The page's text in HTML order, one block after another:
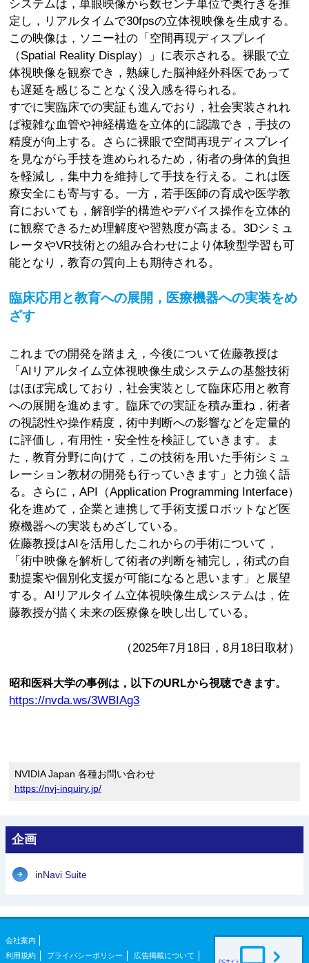
システムは，単眼映像から数センチ単位で奥行きを推
定し，リアルタイムで30fpsの立体視映像を生成する。
この映像は，ソニー社の「空間再現ディスプレイ
（Spatial Reality Display）」に表示される。裸眼で立
体視映像を観察でき，熟練した脳神経外科医であって
も遅延を感じることなく没入感を得られる。
すでに実臨床での実証も進んでおり，社会実装されれ
ば複雑な血管や神経構造を立体的に認識でき，手技の
精度が向上する。さらに裸眼で空間再現ディスプレイ
を見ながら手技を進められるため，術者の身体的負担
を軽減し，集中力を維持して手技を行える。これは医
療安全にも寄与する。一方，若手医師の育成や医学教
育においても，解剖学的構造やデバイス操作を立体的
に観察できるため理解度や習熟度が高まる。3Dシミュ
レータやVR技術との組み合わせにより体験型学習も可
能となり，教育の質向上も期待される。
臨床応用と教育への展開，医療機器への実装をめ
ざす
これまでの開発を踏まえ，今後について佐藤教授は
「AIリアルタイム立体視映像生成システムの基盤技術
はほぼ完成しており，社会実装として臨床応用と教育
への展開を進めます。臨床での実証を積み重ね，術者
の視認性や操作精度，術中判断への影響などを定量的
に評価し，有用性・安全性を検証していきます。ま
た，教育分野に向けて，この技術を用いた手術シミュ
レーション教材の開発も行っていきます」と力強く語
る。さらに，API（Application Programming Interface）
化を進めて，企業と連携して手術支援ロボットなど医
療機器への実装もめざしている。
佐藤教授はAIを活用したこれからの手術について，
「術中映像を解析して術者の判断を補完し，術式の自
動提案や個別化支援が可能になると思います」と展望
する。AIリアルタイム立体視映像生成システムは，佐
藤教授が描く未来の医療像を映し出している。
（2025年7月18日，8月18日取材）
昭和医科大学の事例は，以下のURLから視聴できます。
https://nvda.ws/3WBIAg3
NVIDIA Japan 各種お問い合わせ
https://nvj-inquiry.jp/
企画
inNavi Suite
会社案内
利用規約
プライバシーポリシー 広告掲載について
PCサイト